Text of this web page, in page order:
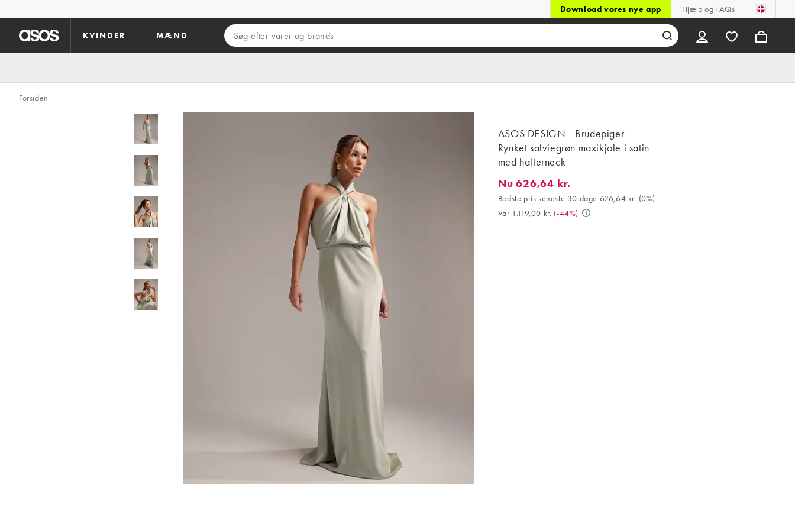
Download vores nye app Hjælp og FAQs
KVINDER MÆND
Forsiden
ASOS DESIGN - Brudepiger -
Rynket salviegrøn maxikjole i satin
med halterneck
Nu 626,64 kr.. Bedste pris seneste 30 dage 626,64 kr. (0%). Var 1.119,00
Nu 626,64 kr.
Bedste pris seneste 30 dage 626,64 kr. (0%)
Var 1.119,00 kr. (-44%)